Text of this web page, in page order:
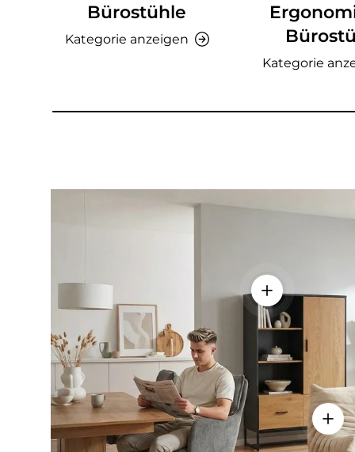
Bürostühle
Kategorie anzeigen
Kategorie
Einzelheiten